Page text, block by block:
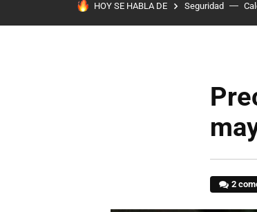
HOY SE HABLA DE Seguridad
2